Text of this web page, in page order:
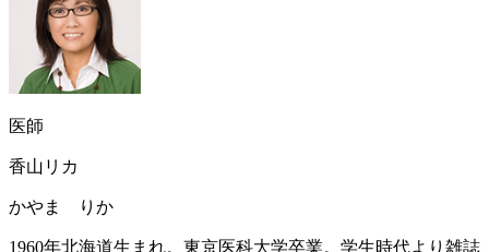
医師
香山リカ
かやま りか
1960年北海道生まれ。東京医科大学卒業。学生時代より雑誌